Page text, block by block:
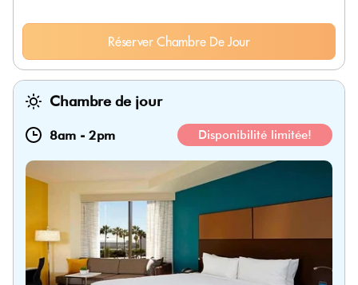
Réserver Chambre De Jour
Chambre de jour
8am - 2pm Disponibilité limitée!